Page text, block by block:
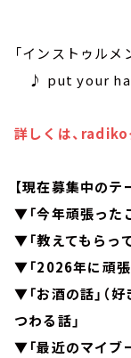
「インストゥルメ
♪ put your
詳しくは、radiko
【現在募集中のテ
▼「今年頑張った
▼「教えてもらっ
▼「2026年に頑張
▼「お酒の話」（
つわる話」
▼「最近のマイブ